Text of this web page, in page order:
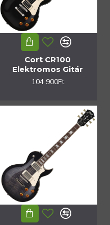
Cort CR100
Elektromos Gitár
104 900Ft